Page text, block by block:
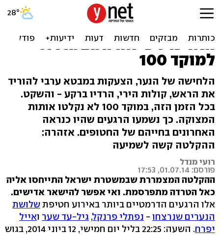
גיל-עד: "חטפו אותי",
המחבל: "ראש למטה!".
האזינו לשיחה המצמררת
למוקד 100
הלחישה של הנער, הצעקות במבטא ערבי להוריד
את הראש, קולות הירי, הרדיו ברקע - והשקט.
בכל הזמן הזה, במוקד 100 לא נקלטו אותות
המצוקה. כך נשמעו הרגעים שהיו כנראה
האחרונים בחייהם של החטופים. אזהרה:
ההקלטה קשה לשמיעה
רועי מנדל
פורסם: 01.07.14, 17:53
ההקלטה המצמררת שבמשטרת ישראל התייחסו אליה
כאל הטרדה מתפרסמת. ואי אפשר להישאר אדישים.
אלו הרגעים הדרמטיים ביותר באירוע חטיפתשלושת
הנערים שנרצחו - נפתלי פרנקל, גיל-עד שער ואייל
יפרח
. השעה: 22:25 בליל יום חמישי, 12 ביוני 2014, בגוש